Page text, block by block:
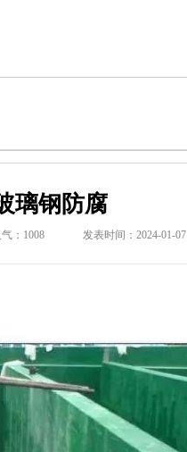
璃钢防腐
气：1008 发表时间：2024-01-07